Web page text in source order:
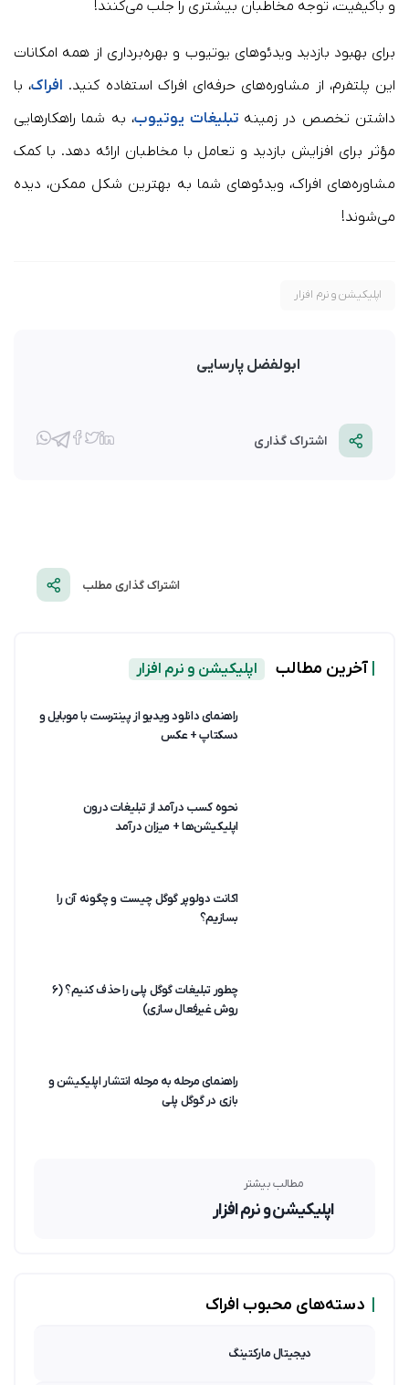
و باکیفیت، توجه مخاطبان بیشتری را جلب می‌کنند!
برای بهبود بازدید ویدئوهای یوتیوب و بهره‌برداری از همه امکانات
این پلتفرم، از مشاوره‌های حرفه‌ای افراک استفاده کنید. افراک، با
داشتن تخصص در زمینه تبلیغات یوتیوب، به شما راهکارهایی
مؤثر برای افزایش بازدید و تعامل با مخاطبان ارائه دهد. با کمک
مشاوره‌های افراک، ویدئوهای شما به بهترین شکل ممکن، دیده
می‌شوند!
اپلیکیشن و نرم افزار
ابولفضل پارسایی
اشتراک گذاری
اشتراک گذاری مطلب
آخرین مطالب اپلیکیشن و نرم افزار
راهنمای دانلود ویدیو از پینترست با موبایل و
دسکتاپ + عکس
نحوه کسب درآمد از تبلیغات درون
اپلیکیشن‌ها + میزان درآمد
اکانت دولوپر گوگل چیست و چگونه آن را
بسازیم؟
چطور تبلیغات گوگل پلی را حذف کنیم؟ (۶
روش غیرفعال سازی)
راهنمای مرحله به مرحله انتشار اپلیکیشن و
بازی در گوگل پلی
مطالب بیشتر
اپلیکیشن و نرم افزار
دسته‌های محبوب افراک
دیجیتال مارکتینگ